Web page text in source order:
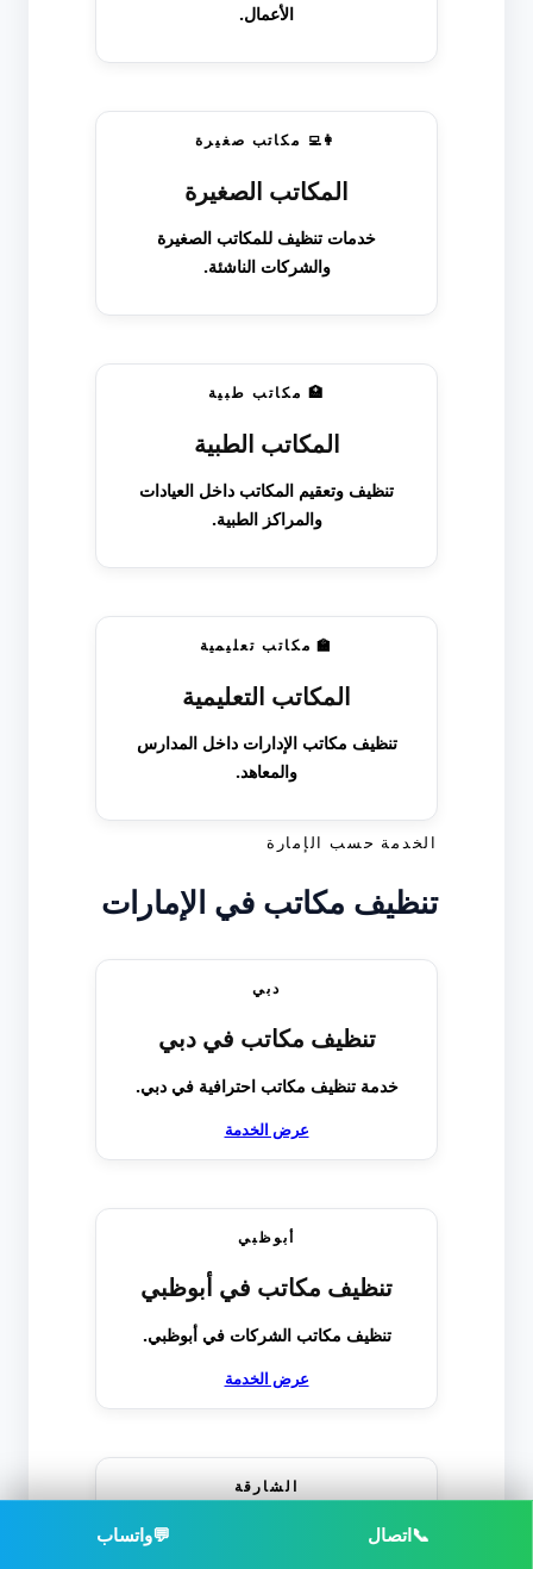
الأعمال.
👩‍💻 مكاتب صغيرة
المكاتب الصغيرة
خدمات تنظيف للمكاتب الصغيرة
والشركات الناشئة.
🏥 مكاتب طبية
المكاتب الطبية
تنظيف وتعقيم المكاتب داخل العيادات
والمراكز الطبية.
🏫 مكاتب تعليمية
المكاتب التعليمية
تنظيف مكاتب الإدارات داخل المدارس
والمعاهد.
الخدمة حسب الإمارة
تنظيف مكاتب في الإمارات
دبي
تنظيف مكاتب في دبي
خدمة تنظيف مكاتب احترافية في دبي.
عرض الخدمة
أبوظبي
تنظيف مكاتب في أبوظبي
تنظيف مكاتب الشركات في أبوظبي.
عرض الخدمة
الشارقة
تنظيف مكاتب في الشارقة 📞اتصال 💬واتساب